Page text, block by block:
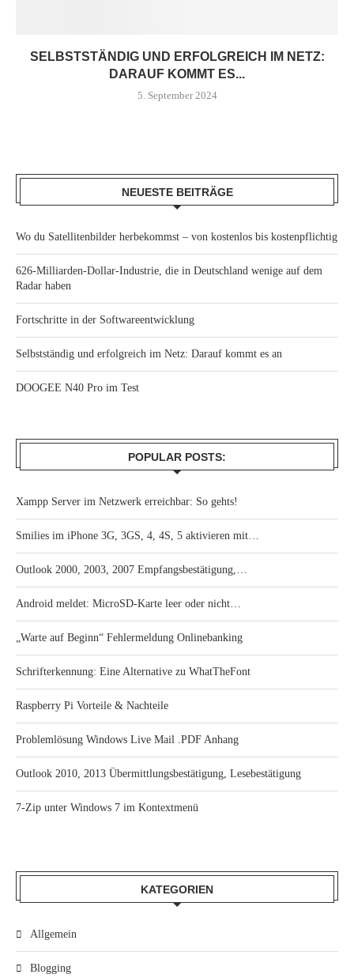
SELBSTSTÄNDIG UND ERFOLGREICH IM NETZ:
DARAUF KOMMT ES...
5. September 2024
NEUESTE BEITRÄGE
Wo du Satellitenbilder herbekommst – von kostenlos bis kostenpflichtig
626-Milliarden-Dollar-Industrie, die in Deutschland wenige auf dem
Radar haben
Fortschritte in der Softwareentwicklung
Selbstständig und erfolgreich im Netz: Darauf kommt es an
DOOGEE N40 Pro im Test
POPULAR POSTS:
Xampp Server im Netzwerk erreichbar: So gehts!
Smilies im iPhone 3G, 3GS, 4, 4S, 5 aktivieren mit…
Outlook 2000, 2003, 2007 Empfangsbestätigung,…
Android meldet: MicroSD-Karte leer oder nicht…
„Warte auf Beginn“ Fehlermeldung Onlinebanking
Schrifterkennung: Eine Alternative zu WhatTheFont
Raspberry Pi Vorteile & Nachteile
Problemlösung Windows Live Mail .PDF Anhang
Outlook 2010, 2013 Übermittlungsbestätigung, Lesebestätigung
7-Zip unter Windows 7 im Kontextmenü
KATEGORIEN
Allgemein
Blogging